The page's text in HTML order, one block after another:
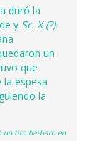
duró la
y Sr. X (?)
un
que
espesa
la
un tiro bárbaro en